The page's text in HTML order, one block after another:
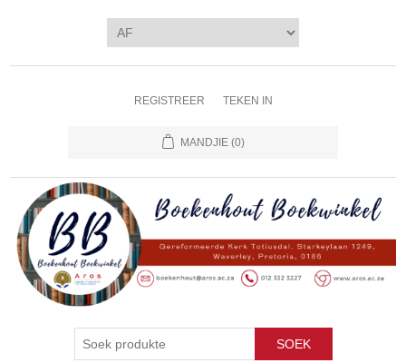
REGISTREER TEKEN IN
MANDJIE (0)
SOEK